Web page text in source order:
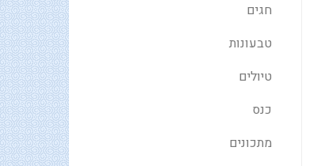
חגים
טבעונות
טיולים
כנס
מתכונים